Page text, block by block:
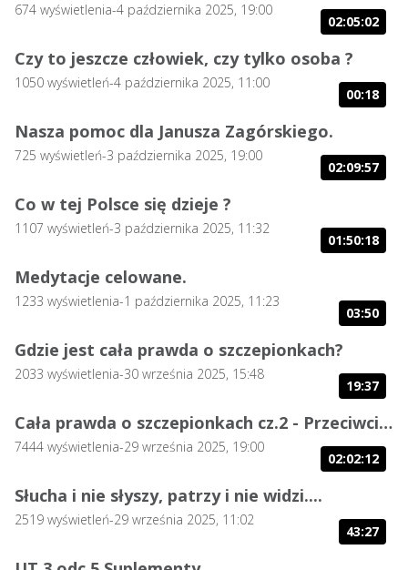
674 wyświetlenia-4 października 2025, 19:00
02:05:02
Czy to jeszcze człowiek, czy tylko osoba ?
1050 wyświetleń-4 października 2025, 11:00
00:18
Nasza pomoc dla Janusza Zagórskiego.
725 wyświetleń-3 października 2025, 19:00
02:09:57
Co w tej Polsce się dzieje ?
1107 wyświetleń-3 października 2025, 11:32
01:50:18
Medytacje celowane.
1233 wyświetlenia-1 października 2025, 11:23
03:50
Gdzie jest cała prawda o szczepionkach?
2033 wyświetlenia-30 września 2025, 15:48
19:37
Cała prawda o szczepionkach cz.2 - Przeciwciała
7444 wyświetlenia-29 września 2025, 19:00
02:02:12
Słucha i nie słyszy, patrzy i nie widzi....
2519 wyświetleń-29 września 2025, 11:02
43:27